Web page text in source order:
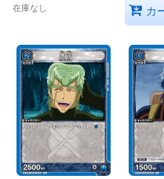
在庫なし カ